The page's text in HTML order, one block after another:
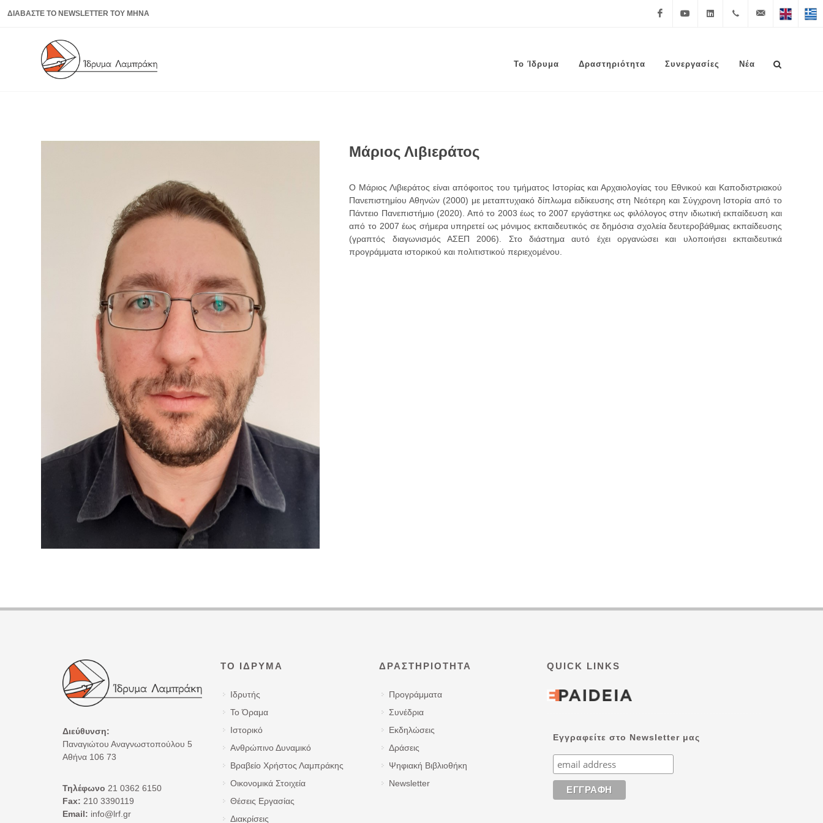
ΔΙΑΒΑΣΤΕ ΤΟ NEWSLETTER ΤΟΥ ΜΗΝΑ
3626150
Το Ίδρυμα Δραστηριότητα Συνεργασίες Νέα
Μάριος Λιβιεράτος
Ο Μάριος Λιβιεράτος είναι απόφοιτος του τμήματος Ιστορίας και Αρχαιολογίας του Εθνικού και Καποδιστριακού
Πανεπιστημίου Αθηνών (2000) με μεταπτυχιακό δίπλωμα ειδίκευσης στη Νεότερη και Σύγχρονη Ιστορία από το
Πάντειο Πανεπιστήμιο (2020). Από το 2003 έως το 2007 εργάστηκε ως φιλόλογος στην ιδιωτική εκπαίδευση και
από το 2007 έως σήμερα υπηρετεί ως μόνιμος εκπαιδευτικός σε δημόσια σχολεία δευτεροβάθμιας εκπαίδευσης
(γραπτός διαγωνισμός ΑΣΕΠ 2006). Στο διάστημα αυτό έχει οργανώσει και υλοποιήσει εκπαιδευτικά
προγράμματα ιστορικού και πολιτιστικού περιεχομένου.
Διεύθυνση:
Παναγιώτου Αναγνωστοπούλου 5
Αθήνα 106 73
Τηλέφωνο 21 0362 6150
Fax: 210 3390119
Email: info@lrf.gr
ΤΟ ΊΔΡΥΜΑ
Ιδρυτής
Το Όραμα
Ιστορικό
Ανθρώπινο Δυναμικό
Βραβείο Χρήστος Λαμπράκης
Οικονομικά Στοιχεία
Θέσεις Εργασίας
Διακρίσεις
ΔΡΑΣΤΗΡΙΌΤΗΤΑ
Προγράμματα
Συνέδρια
Εκδηλώσεις
Δράσεις
Ψηφιακή Βιβλιοθήκη
Newsletter
QUICK LINKS
Εγγραφείτε στο Newsletter μας